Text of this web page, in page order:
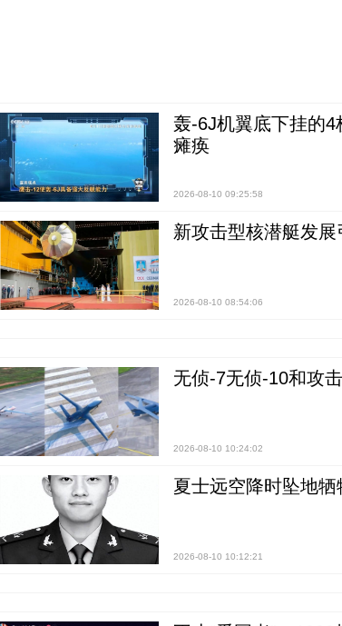
轰-6J机翼底下挂的
瘫痪
2026-08-10 09:25:58
新攻击型核潜艇发展
2026-08-10 08:54:06
无侦-7无侦-10和攻
2026-08-10 10:24:02
夏士远空降时坠地
2026-08-10 10:12:21